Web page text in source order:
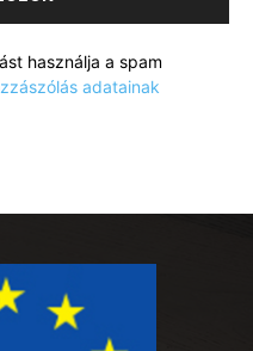
használja a spam
adatainak